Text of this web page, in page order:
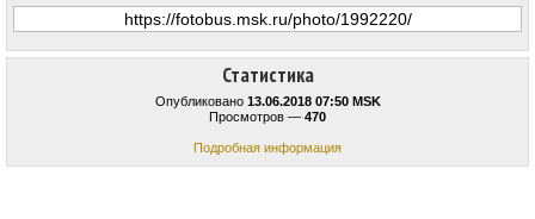
Статистика
Опубликовано 13.06.2018 07:50 MSK
Просмотров — 470
Подробная информация